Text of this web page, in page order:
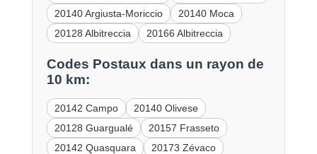
20140 Argiusta-Moriccio
20140 Moca
20128 Albitreccia
20166 Albitreccia
Codes Postaux dans un rayon de
10 km:
20142 Campo
20140 Olivese
20128 Guargualé
20157 Frasseto
20142 Quasquara
20173 Zévaco